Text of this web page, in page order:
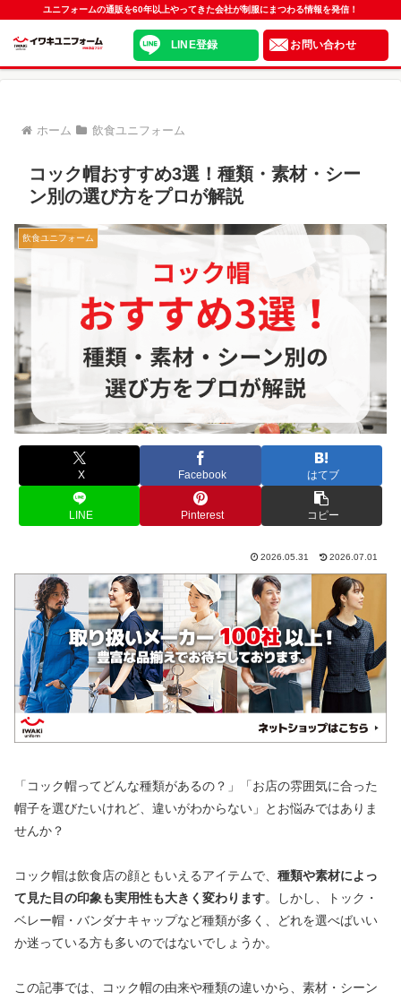
ユニフォームの通販を60年以上やってきた会社が制服にまつわる情報を発信！
LINE登録 お問い合わせ
ホーム 飲食ユニフォーム
コック帽おすすめ3選！種類・素材・シー
ン別の選び方をプロが解説
飲食ユニフォーム
X Facebook はてブ
LINE Pinterest コピー
2026.05.31 2026.07.01
「コック帽ってどんな種類があるの？」「お店の雰囲気に合った
帽子を選びたいけれど、違いがわからない」とお悩みではありま
せんか？
コック帽は飲食店の顔ともいえるアイテムで、 種類や素材によっ
て見た目の印象も実用性も大きく変わります。しかし、トック・
ベレー帽・バンダナキャップなど種類が多く、どれを選べばいい
か迷っている方も多いのではないでしょうか。
この記事では、コック帽の由来や種類の違いから、素材・シーン